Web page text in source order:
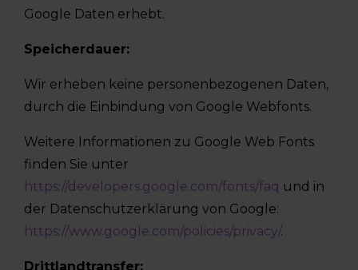
Google Daten erhebt.
Speicherdauer:
Wir erheben keine personenbezogenen Daten,
durch die Einbindung von Google Webfonts.
Weitere Informationen zu Google Web Fonts
finden Sie unter
https://developers.google.com/fonts/faq und in
der Datenschutzerklärung von Google:
https://www.google.com/policies/privacy/.
Drittlandtransfer: